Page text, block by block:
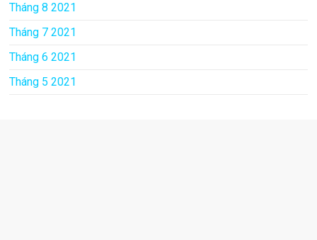
Tháng 8 2021
Tháng 7 2021
Tháng 6 2021
Tháng 5 2021